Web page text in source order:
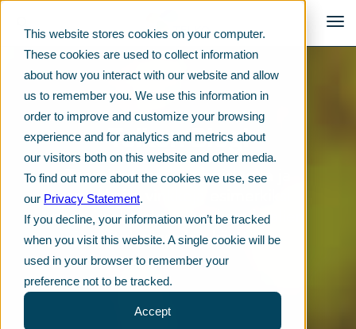
This website stores cookies on your computer.
These cookies are used to collect information
about how you interact with our website and allow
us to remember you. We use this information in
order to improve and customize your browsing
experience and for analytics and metrics about
our visitors both on this website and other media.
To find out more about the cookies we use, see
our Privacy Statement.
If you decline, your information won’t be tracked
when you visit this website. A single cookie will be
used in your browser to remember your
preference not to be tracked.
Accept
Telkon Blogi
Tuoreita tuotekehitysideoita ja
arvokkaita vinkkejä esimerkiksi
muoviraaka-aineiden, kemikaalien
ja voiteluaineiden käyttöön.